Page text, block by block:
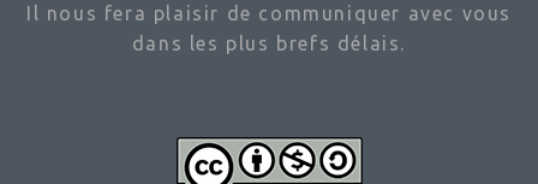
Il nous fera plaisir de communiquer avec vous
dans les plus brefs délais.